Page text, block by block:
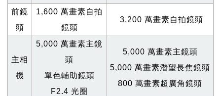
前鏡
頭
1,600 萬畫素自拍
鏡頭
3,200 萬畫素自拍鏡頭
主相
機
5,000 萬畫素主鏡
頭
單色輔助鏡頭
F2.4 光圈
5,000 萬畫素主鏡頭
5,000 萬畫素潛望長焦鏡頭
800 萬畫素超廣角鏡頭